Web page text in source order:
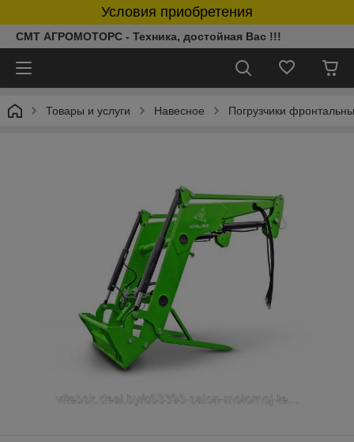
Условия приобретения
СМТ АГРОМОТОРС - Техника, достойная Вас !!!
Товары и услуги Навесное Погрузчики